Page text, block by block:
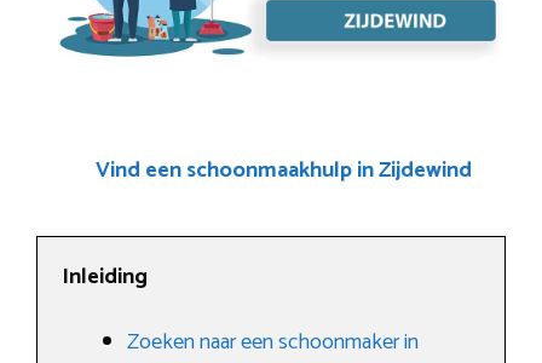
Vind een schoonmaakhulp in Zijdewind
Inleiding
Zoeken naar een schoonmaker in